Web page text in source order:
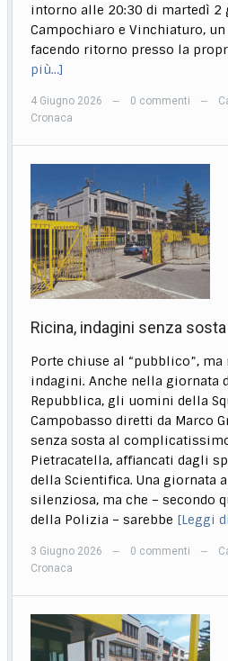
intorno alle 20:30 di martedì 2
Campochiaro e Vinchiaturo,
facendo ritorno presso la
più…]
4 Giugno 2026 — 0 commenti —
Cronaca
Ricina, indagini senza
Porte chiuse al “pubblico”,
indagini. Anche nella giornata
Repubblica, gli uomini della
Campobasso diretti da Marco
senza sosta al
Pietracatella, affiancati dagli
della Scientifica. Una giornata
silenziosa, ma che – secondo
della Polizia – sarebbe [Leggi
3 Giugno 2026 — 0 commenti —
Cronaca